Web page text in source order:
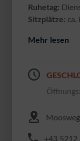
Ruhetag:
Sitzplätze: ca.
Mehr lesen
+43 5212